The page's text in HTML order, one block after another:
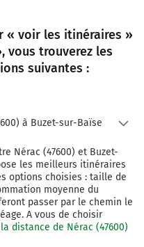
« voir les itinéraires »
vous trouverez les
suivantes :
à Buzet-sur-Baïse
Nérac (47600) et Buzet-
les meilleurs itinéraires
options choisies : taille de
moyenne du
passer par le chemin le
A vous de choisir
la distance de Nérac (47600)